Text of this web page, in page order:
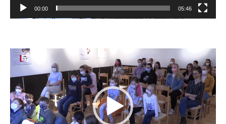
00:00 05:46
Video
prehrávač